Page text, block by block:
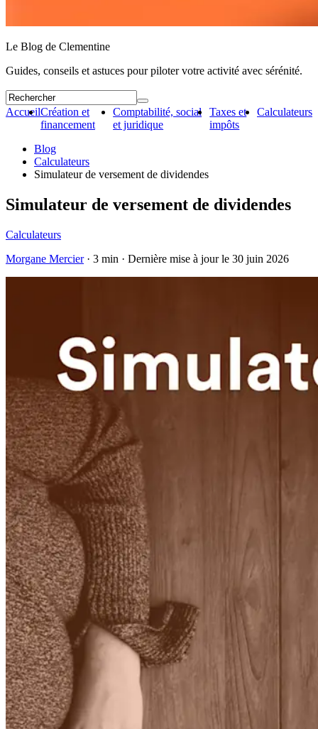
Le Blog de Clementine
Guides, conseils et astuces pour piloter votre activité avec sérénité.
AccueilCréation et
financement
Comptabilité, social
et juridique
Taxes et
impôts
Calculateurs
Blog
Calculateurs
Simulateur de versement de dividendes
Simulateur de versement de dividendes
Calculateurs
Morgane Mercier· 3 min · Dernière mise à jour le 30 juin 2026